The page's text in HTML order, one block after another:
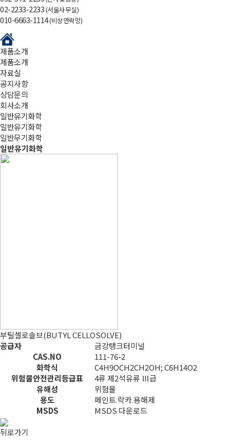
02-2233-2233(서울사무실)
010-6663-1114(비상연락망)
제품소개
제품소개
자료실
공지사항
상담문의
회사소개
일반유기화학
일반유기화학
일반무기화학
일반유기화학
부틸셀로솔브(BUTYL CELLOSOLVE)
공급자
금강탱크터미널
CAS.NO
111-76-2
화학식
C4H9OCH2CH2OH; C6H14O2
위험물안전관리등급표
4류 제2석유류 Ⅲ급
유해성
위험물
용도
페인트.락카.용해제
MSDS
MSDS 다운로드
뒤로가기